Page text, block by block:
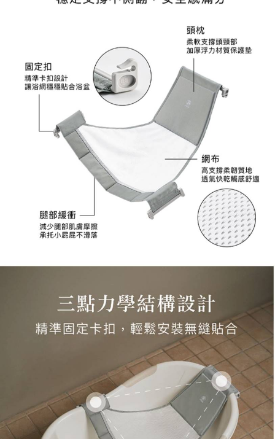
https://aftee.tw/terms/#terms3
「AFTEE先享後付」，若未經同意申辦者引起之損失，本公司不負相關責
４．使用「AFTEE先享後付」時，將依據個別帳號之用戶狀況，依本公司即
時審查核予不同之上限額度；若仍有額度不足之情形，本公司將視審查結果
請求用戶進行身份認證。
５．嚴禁一人註冊多個帳號或使用他人資訊註冊。若發現惡意使用之情形，
恩沛科技股份有限公司將有權停止該用戶之使用額度並採取法律行動。